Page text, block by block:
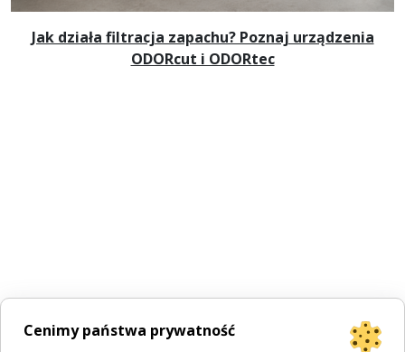
Jak działa filtracja zapachu? Poznaj urządzenia
ODORcut i ODORtec
Cenimy państwa prywatność